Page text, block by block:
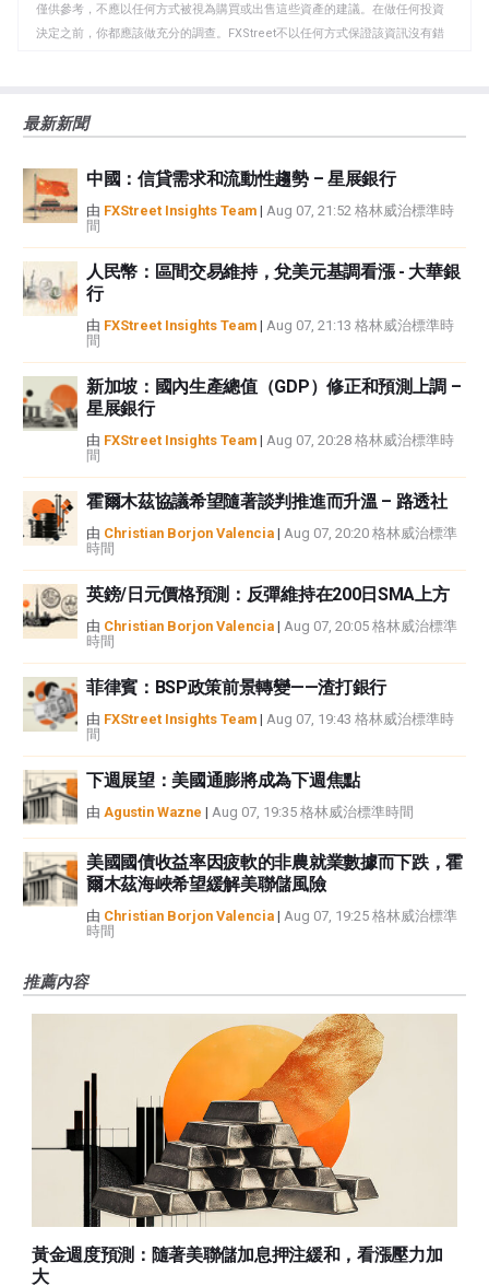
板
僅供參考，不應以任何方式被視為購買或出售這些資產的建議。在做任何投資
決定之前，你都應該做充分的調查。FXStreet不以任何方式保證該資訊沒有錯
觀點，並不代表FXStreet或其廣告商的官方政策或立場。作者不對本頁連結的
如果文章正文中沒有明確提到，在撰寫本文時，作者在本文中提到的任何股票
中都沒有頭寸，也沒有與文中提到的任何公司有業務關係。除了FXStreet，作
者沒有收到撰寫這篇文章的報酬。
FXStreet和作者不提供個性化的建議。作者對該資訊的準確性、完整性或適用
性不作任何陳述。FXStreet和作者將不承擔任何錯誤，遺漏或任何損失，傷害
或損害由此資訊及其顯示或使用引起的。錯誤和遺漏除外。本文作者和
FXStreet並非註冊投資顧問，本文內容無意提供任何投資建議。
最新新聞
中國：信貸需求和流動性趨勢 – 星展銀行
由 FXStreet Insights Team | Aug 07, 21:52 格林威治標準時
間
人民幣：區間交易維持，兌美元基調看漲 - 大華銀
行
由 FXStreet Insights Team | Aug 07, 21:13 格林威治標準時
間
新加坡：國內生產總值（GDP）修正和預測上調 –
星展銀行
由 FXStreet Insights Team | Aug 07, 20:28 格林威治標準時
間
霍爾木茲協議希望隨著談判推進而升溫 – 路透社
由 Christian Borjon Valencia | Aug 07, 20:20 格林威治標準
時間
英鎊/日元價格預測：反彈維持在200日SMA上方
由 Christian Borjon Valencia | Aug 07, 20:05 格林威治標準
時間
菲律賓：BSP政策前景轉變——渣打銀行
由 FXStreet Insights Team | Aug 07, 19:43 格林威治標準時
間
下週展望：美國通膨將成為下週焦點
由 Agustin Wazne | Aug 07, 19:35 格林威治標準時間
美國國債收益率因疲軟的非農就業數據而下跌，霍
爾木茲海峽希望緩解美聯儲風險
由 Christian Borjon Valencia | Aug 07, 19:25 格林威治標準
時間
推薦內容
黃金週度預測：隨著美聯儲加息押注緩和，看漲壓力加
大